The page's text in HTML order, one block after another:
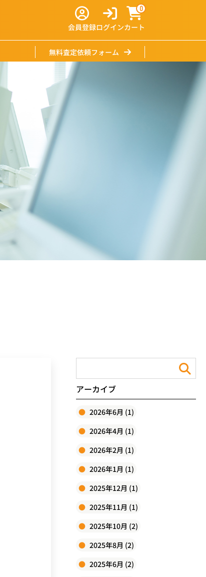
会員登録ログインカート
0
無料査定依頼フォーム
アーカイブ
2026年6月 (1)
2026年4月 (1)
2026年2月 (1)
2026年1月 (1)
2025年12月 (1)
2025年11月 (1)
2025年10月 (2)
2025年8月 (2)
2025年6月 (2)